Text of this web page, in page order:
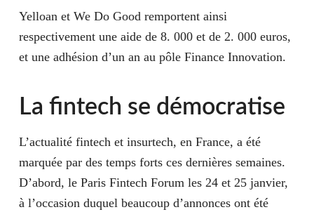
Yelloan et We Do Good remportent ainsi
respectivement une aide de 8. 000 et de 2. 000 euros,
et une adhésion d’un an au pôle Finance Innovation.
La fintech se démocratise
L’actualité fintech et insurtech, en France, a été
marquée par des temps forts ces dernières semaines.
D’abord, le Paris Fintech Forum les 24 et 25 janvier,
à l’occasion duquel beaucoup d’annonces ont été